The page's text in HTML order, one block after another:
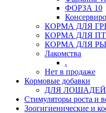
ФОРЗА 10
КОРМА ДЛЯ
КОРМА ДЛЯ
КОРМА ДЛЯ
Лакомства
.
Нет в продаже
Кормовые добавки
ДЛЯ ЛОШАДЕЙ
Стимуляторы роста и
Зоогигиенические и